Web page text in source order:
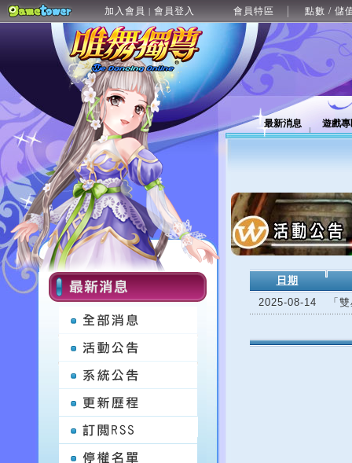
加入會員 | 會員登入 會員特區 點數 / 儲
最新消息 遊戲
日期
2025-08-14
「